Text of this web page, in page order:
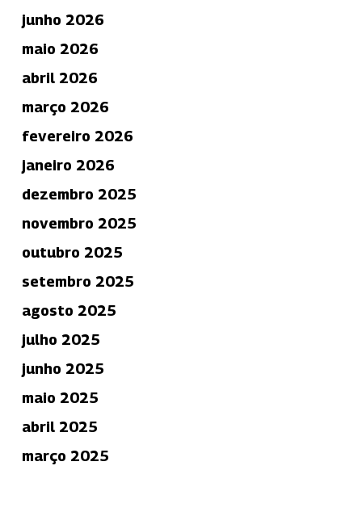
junho 2026
maio 2026
abril 2026
março 2026
fevereiro 2026
janeiro 2026
dezembro 2025
novembro 2025
outubro 2025
setembro 2025
agosto 2025
julho 2025
junho 2025
maio 2025
abril 2025
março 2025